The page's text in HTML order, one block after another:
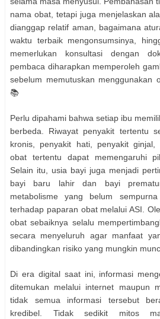
nama obat, tetapi juga menjelaskan
dianggap relatif aman, bagaimana
waktu terbaik mengonsumsinya,
memerlukan konsultasi dengan
pembaca diharapkan memperoleh
sebelum memutuskan menggunakan
📚
Perlu dipahami bahwa setiap ibu
berbeda. Riwayat penyakit tertentu
kronis, penyakit hati, penyakit
obat tertentu dapat memengaruhi
Selain itu, usia bayi juga menjadi
bayi baru lahir dan bayi
metabolisme yang belum
terhadap paparan obat melalui ASI.
obat sebaiknya selalu
secara menyeluruh agar manfaat
dibandingkan risiko yang mungkin
Di era digital saat ini, informasi
ditemukan melalui internet maupun
tidak semua informasi tersebut
kredibel. Tidak sedikit mitos